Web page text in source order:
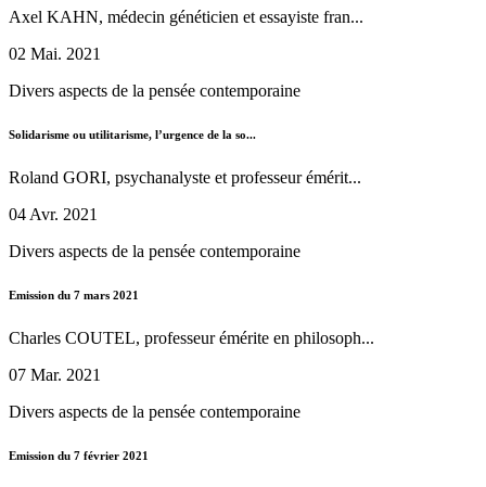
Axel KAHN, médecin généticien et essayiste fran...
02 Mai. 2021
Divers aspects de la pensée contemporaine
Solidarisme ou utilitarisme, l’urgence de la so...
Roland GORI, psychanalyste et professeur émérit...
04 Avr. 2021
Divers aspects de la pensée contemporaine
Emission du 7 mars 2021
Charles COUTEL, professeur émérite en philosoph...
07 Mar. 2021
Divers aspects de la pensée contemporaine
Emission du 7 février 2021